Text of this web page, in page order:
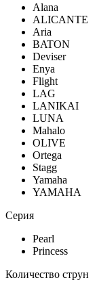
Alana
ALICANTE
Aria
BATON
Deviser
Enya
Flight
LAG
LANIKAI
LUNA
Mahalo
OLIVE
Ortega
Stagg
Yamaha
YAMAHA
Серия
Pearl
Princess
Количество струн